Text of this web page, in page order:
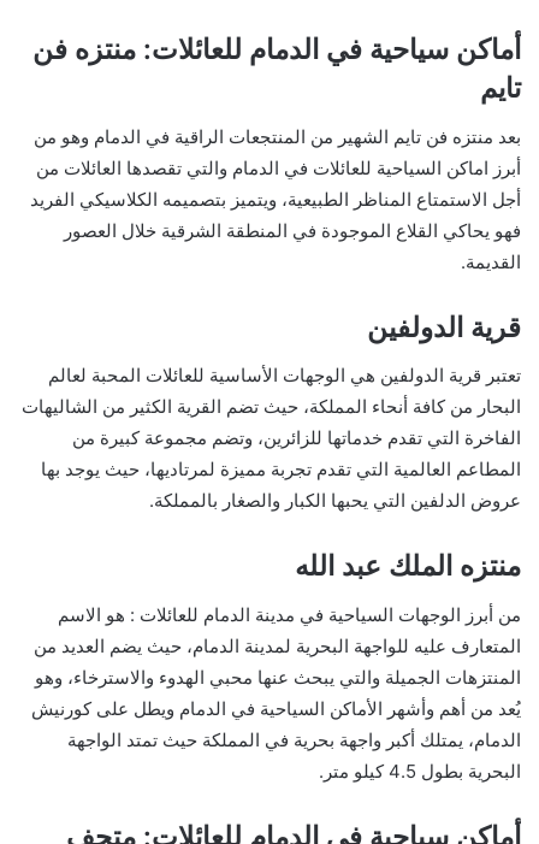
أماكن سياحية في الدمام للعائلات: منتزه فن
تايم
بعد منتزه فن تايم الشهير من المنتجعات الراقية في الدمام وهو من
أبرز اماكن السياحية للعائلات في الدمام والتي تقصدها العائلات من
أجل الاستمتاع المناظر الطبيعية، ويتميز بتصميمه الكلاسيكي الفريد
فهو يحاكي القلاع الموجودة في المنطقة الشرقية خلال العصور
القديمة.
قرية الدولفين
تعتبر قرية الدولفين هي الوجهات الأساسية للعائلات المحبة لعالم
البحار من كافة أنحاء المملكة، حيث تضم القرية الكثير من الشاليهات
الفاخرة التي تقدم خدماتها للزائرين، وتضم مجموعة كبيرة من
المطاعم العالمية التي تقدم تجربة مميزة لمرتاديها، حيث يوجد بها
عروض الدلفين التي يحبها الكبار والصغار بالمملكة.
منتزه الملك عبد الله
من أبرز الوجهات السياحية في مدينة الدمام للعائلات : هو الاسم
المتعارف عليه للواجهة البحرية لمدينة الدمام، حيث يضم العديد من
المنتزهات الجميلة والتي يبحث عنها محبي الهدوء والاسترخاء، وهو
يُعد من أهم وأشهر الأماكن السياحية في الدمام ويطل على كورنيش
الدمام، يمتلك أكبر واجهة بحرية في المملكة حيث تمتد الواجهة
البحرية بطول 4.5 كيلو متر.
أماكن سياحية في الدمام للعائلات: متحف